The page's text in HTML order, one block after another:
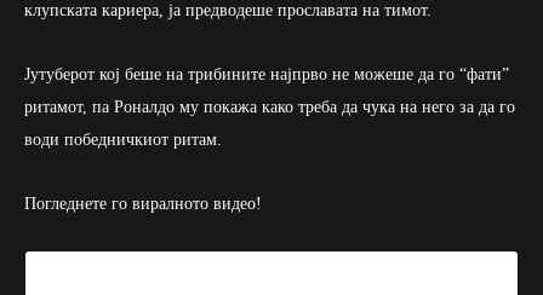
клупската кариера, ја предводеше прославата на тимот.
Јутуберот кој беше на трибините најпрво не можеше да го “фати”
ритамот, па Роналдо му покажа како треба да чука на него за да го
води победничкиот ритам.
Погледнете го виралното видео!